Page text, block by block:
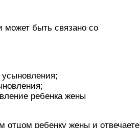
может быть связано со
ребенка жены
отцом ребенку жены и отвечаете